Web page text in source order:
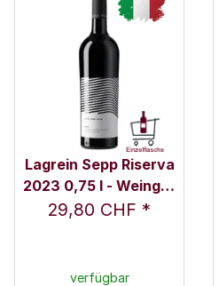
Lagrein Sepp Riserva
2023 0,75 l - Weingut
Nicolussi-Leck
29,80 CHF *
verfügbar